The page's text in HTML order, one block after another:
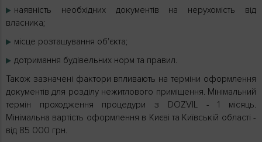
наявність необхідних документів на нерухомість від
власника;
місце розташування об'єкта;
дотримання будівельних норм та правил.
Також зазначені фактори впливають на терміни оформлення
документів для розділу нежитлового приміщення. Мінімальний
термін проходження процедури з DOZVIL - 1 місяць.
Мінімальна вартість оформлення в Києві та Київській області -
від 85 000 грн.